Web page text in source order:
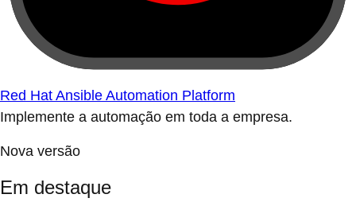
Red Hat Ansible Automation Platform
Implemente a automação em toda a empresa.
Nova versão
Em destaque